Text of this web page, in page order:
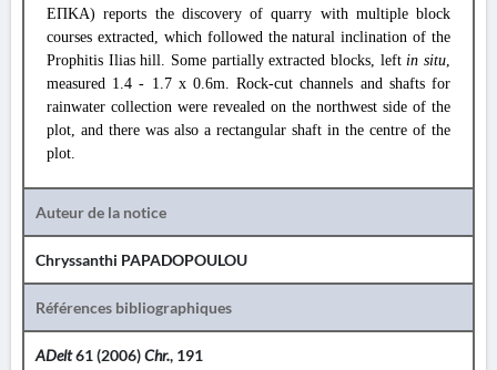
ΕΠΚΑ) reports the discovery of quarry with multiple block
courses extracted, which followed the natural inclination of the
Prophitis Ilias hill. Some partially extracted blocks, leftin situ,
measured 1.4 - 1.7 x 0.6m. Rock-cut channels and shafts for
rainwater collection were revealed on the northwest side of the
plot, and there was also a rectangular shaft in the centre of the
plot.
Auteur de la notice
Chryssanthi PAPADOPOULOU
Références bibliographiques
ADelt61 (2006)Chr., 191